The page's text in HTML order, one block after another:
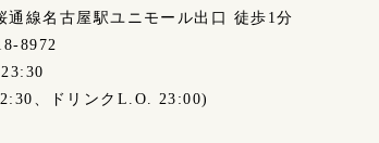
通線名古屋駅ユニモール出口 徒歩1分
8972
、ドリンクL.O. 23:00)